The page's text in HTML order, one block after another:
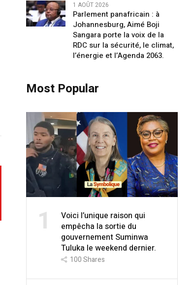
1 AOÛT 2026
Parlement panafricain : à
Johannesburg, Aimé Boji
Sangara porte la voix de la
RDC sur la sécurité, le climat,
l’énergie et l’Agenda 2063.
Most Popular
1
Voici l’unique raison qui
empêcha la sortie du
gouvernement Suminwa
Tuluka le weekend dernier.
100Shares